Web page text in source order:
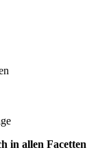
in allen Facetten